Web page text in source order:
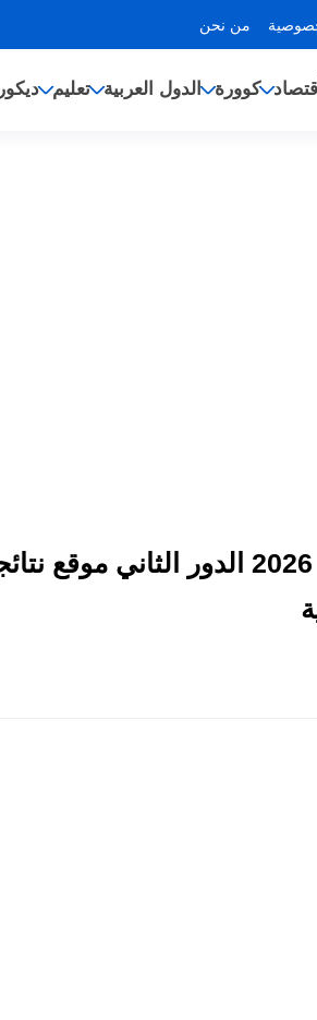
من نحن
أقتصاد كوورة الدول العربية تعليم
استعلم الآن.. رسمياً نتائج الثالث متوسط 2026 الدور